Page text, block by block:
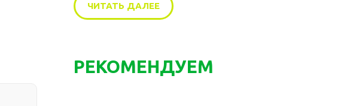
ЧИТАТЬ ДАЛЕЕ
РЕКОМЕНДУЕМ